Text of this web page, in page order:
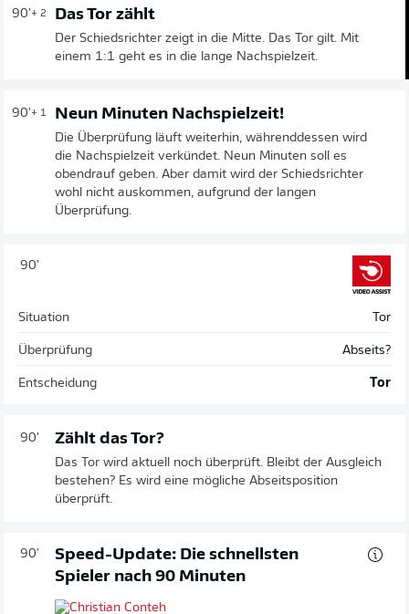
90'+ 2 Das Tor zählt
Der Schiedsrichter zeigt in die Mitte. Das Tor gilt. Mit
einem 1:1 geht es in die lange Nachspielzeit.
90'+ 1 Neun Minuten Nachspielzeit!
Die Überprüfung läuft weiterhin, währenddessen wird
die Nachspielzeit verkündet. Neun Minuten soll es
obendrauf geben. Aber damit wird der Schiedsrichter
wohl nicht auskommen, aufgrund der langen
Überprüfung.
90'
Situation Tor
Überprüfung Abseits?
Entscheidung Tor
90' Zählt das Tor?
Das Tor wird aktuell noch überprüft. Bleibt der Ausgleich
bestehen? Es wird eine mögliche Abseitsposition
überprüft.
90'
Speed-Update: Die schnellsten
Spieler nach 90 Minuten